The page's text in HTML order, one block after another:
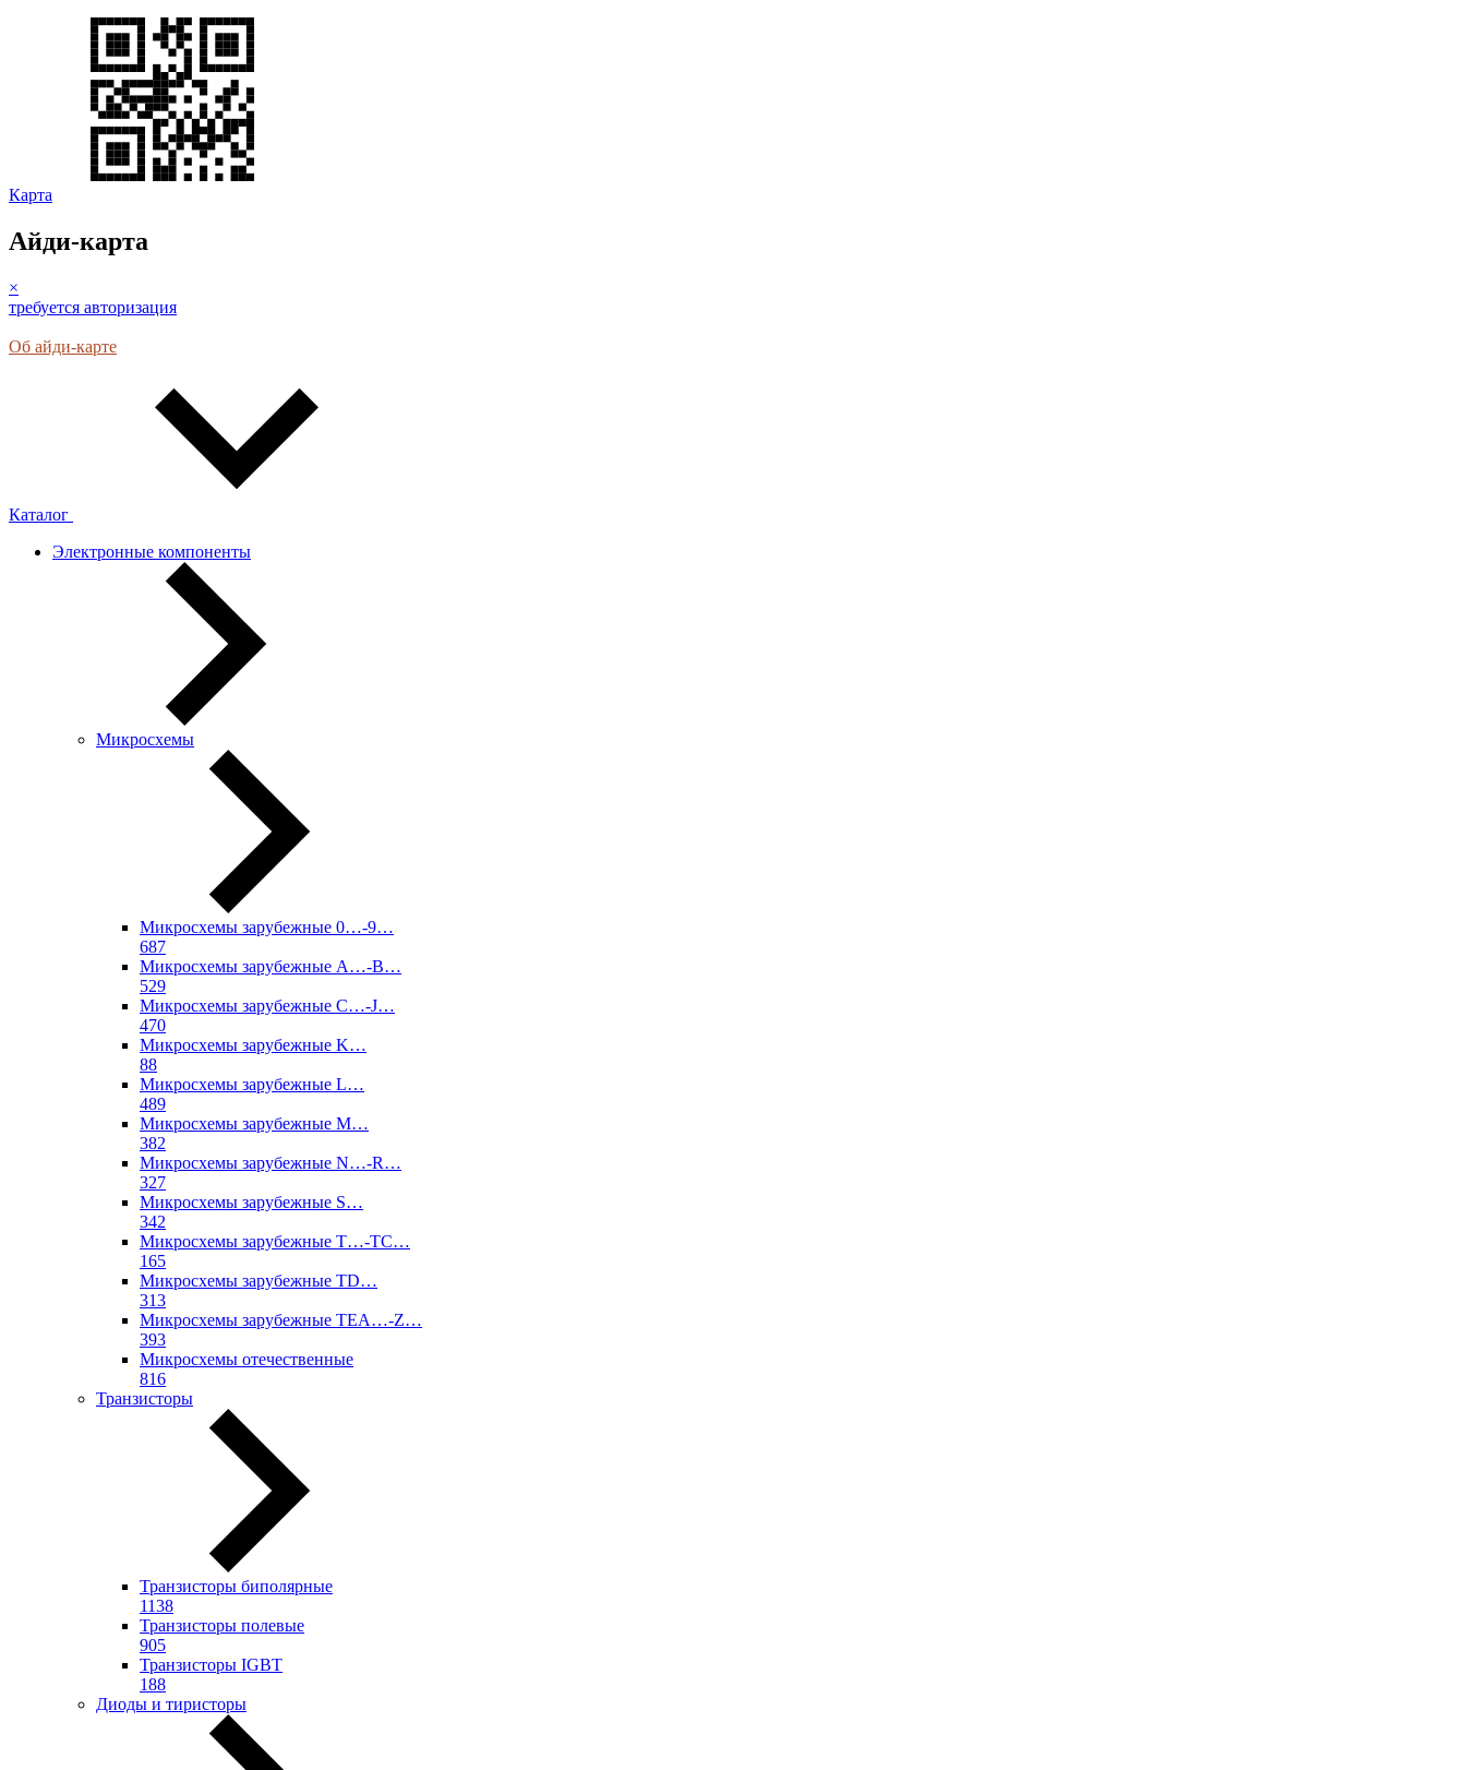
Карта
Айди-карта
×
требуется авторизация
Об айди-карте
Каталог
Электронные компоненты
Микросхемы
Микросхемы зарубежные 0…-9…
687
Микросхемы зарубежные A…-B…
529
Микросхемы зарубежные C…-J…
470
Микросхемы зарубежные K…
88
Микросхемы зарубежные L…
489
Микросхемы зарубежные M…
382
Микросхемы зарубежные N…-R…
327
Микросхемы зарубежные S…
342
Микросхемы зарубежные T…-TC…
165
Микросхемы зарубежные TD…
313
Микросхемы зарубежные TEA…-Z…
393
Микросхемы отечественные
816
Транзисторы
Транзисторы биполярные
1138
Транзисторы полевые
905
Транзисторы IGBT
188
Диоды и тиристоры